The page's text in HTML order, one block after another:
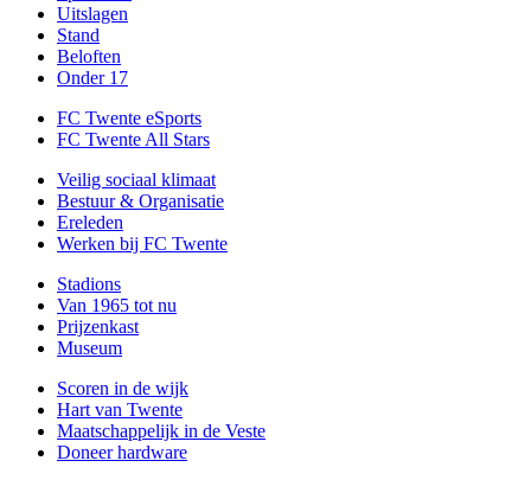
Uitslagen
Stand
Beloften
Onder 17
FC Twente eSports
FC Twente All Stars
Veilig sociaal klimaat
Bestuur & Organisatie
Ereleden
Werken bij FC Twente
Stadions
Van 1965 tot nu
Prijzenkast
Museum
Scoren in de wijk
Hart van Twente
Maatschappelijk in de Veste
Doneer hardware